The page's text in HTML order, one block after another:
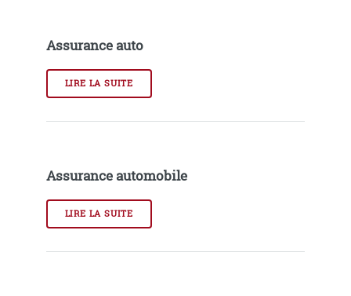
Assurance auto
LIRE LA SUITE
Assurance automobile
LIRE LA SUITE